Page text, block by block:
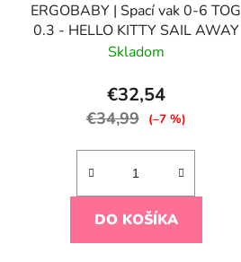
ERGOBABY | Spací vak 0-6 TOG
0.3 - HELLO KITTY SAIL AWAY
Skladom
€32,54
€34,99 (–7 %)
DO KOŠÍKA